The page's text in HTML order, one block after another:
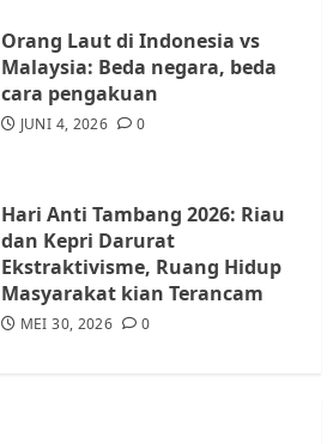
Tim Advokasi Desak BP Batam
Berhenti Merampas Tanah
Orang Laut di Indonesia vs
Malaysia: Beda negara, beda
cara pengakuan
JUNI 4, 2026 0
Hari Anti Tambang 2026: Riau
dan Kepri Darurat
Ekstraktivisme, Ruang Hidup
Masyarakat kian Terancam
MEI 30, 2026 0